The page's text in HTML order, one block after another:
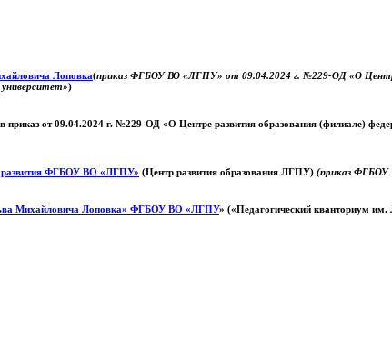
Лоповка(приказ ФГБОУ ВО «ЛГПУ» от 09.04.2024 г. №229-ОД «О Центре
университет»)
приказ от 09.04.2024 г. №229-ОД «О Центре развития образования (филиале)
развития ФГБОУ ВО «ЛГПУ» (Центр развития образования ЛГПУ) (приказ
Михайловича Лоповка» ФГБОУ ВО «ЛГПУ» («Педагогический кванториум